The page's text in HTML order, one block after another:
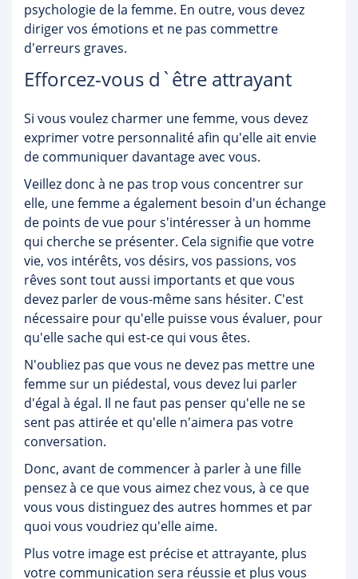
psychologie de la femme. En outre, vous devez
diriger vos émotions et ne pas commettre
d'erreurs graves.
Efforcez-vous d`être attrayant
Si vous voulez charmer une femme, vous devez
exprimer votre personnalité afin qu'elle ait envie
de communiquer davantage avec vous.
Veillez donc à ne pas trop vous concentrer sur
elle, une femme a également besoin d'un échange
de points de vue pour s'intéresser à un homme
qui cherche se présenter. Cela signifie que votre
vie, vos intérêts, vos désirs, vos passions, vos
rêves sont tout aussi importants et que vous
devez parler de vous-même sans hésiter. C'est
nécessaire pour qu'elle puisse vous évaluer, pour
qu'elle sache qui est-ce qui vous êtes.
N'oubliez pas que vous ne devez pas mettre une
femme sur un piédestal, vous devez lui parler
d'égal à égal. Il ne faut pas penser qu'elle ne se
sent pas attirée et qu'elle n'aimera pas votre
conversation.
Donc, avant de commencer à parler à une fille
pensez à ce que vous aimez chez vous, à ce que
vous vous distinguez des autres hommes et par
quoi vous voudriez qu'elle aime.
Plus votre image est précise et attrayante, plus
votre communication sera réussie et plus vous